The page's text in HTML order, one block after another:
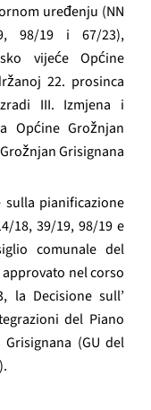
uređenju (NN
98/19 i 67/23),
vijeće Općine
22. prosinca
III. Izmjena i
Općine Grožnjan
Grisignana
sulla pianificazione
18, 39/19, 98/19 e
comunale del
nel corso
la Decisione sull’
del Piano
(GU del